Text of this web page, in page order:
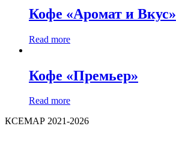
Кофе «Аромат и Вкус»
Read more
Кофе «Премьер»
Read more
КСЕМАР 2021-2026